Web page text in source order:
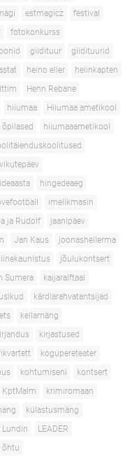
estmagicz
festival
fotokonkurss
giidituur
giidituurid
heino eller
helinkapten
Henn Rebane
hiiumaa
Hiiumaa ametikool
õpilased
hiiumaaametikool
hingedeaeg
imelikmasin
ja Rudolf
jaanipäev
Jan Kaus
joonashellerma
jõulukontsert
Sumera
kaijaralftaal
kärdlarahvatantsijad
kellamäng
kirjastused
kogupereteater
kohtumiseni
kontsert
KptMalm
krimiromaan
külastusmäng
Lundin
LEADER
õhtu